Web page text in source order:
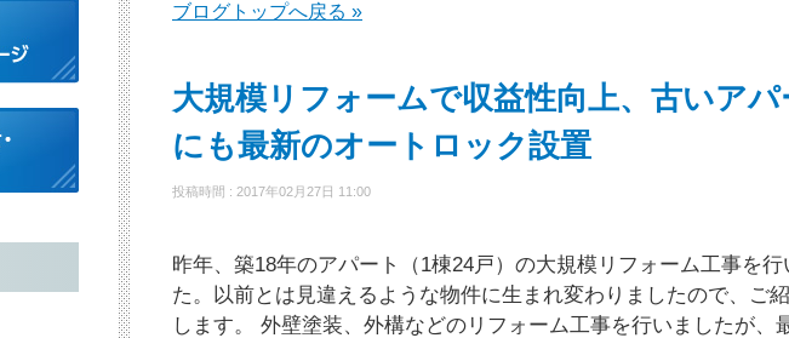
ブログトップへ戻る »
大規模リフォームで収益性向上、古いアパ
にも最新のオートロック設置
投稿時間 : 2017年02月27日 11:00
昨年、築18年のアパート（1棟24戸）の大規模リフォーム工事を行
た。以前とは見違えるような物件に生まれ変わりましたので、ご
します。 外壁塗装、外構などのリフォーム工事を行いましたが、